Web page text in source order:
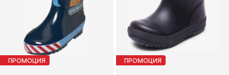
ПРОМОЦИЯ ПРОМОЦИЯ